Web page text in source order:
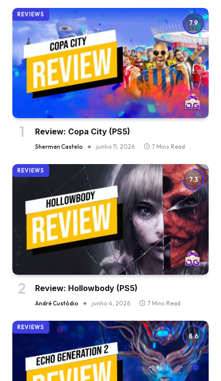
7.9
REVIEWS
Review: Copa City (PS5)
Sherman Castelo junho 11, 2026 7 Mins Read
7.3
REVIEWS
Review: Hollowbody (PS5)
André Custódio junho 4, 2026 7 Mins Read
8.6
REVIEWS